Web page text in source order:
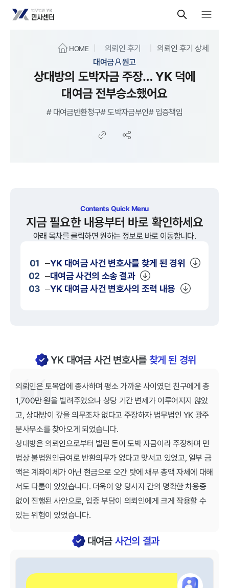
HOME 의뢰인 후기
의뢰인 후기 상세
대여금
원고
상대방의 도박자금 주장… YK 덕에
대여금 전부승소했어요
#대여금반환청구#도박자금부인#입증책임
Contents Quick Menu
지금 필요한 내용부터 바로 확인하세요
아래 목차를 클릭하면 원하는 정보로 바로 이동합니다.
01 YK 대여금사건 변호사를 찾게 된 경위
02
대여금사건의 소송 결과
03
YK 대여금사건 변호사의 조력 내용
YK 대여금 사건 변호사를 찾게 된 경위
의뢰인은 토목업에 종사하며 평소 가까운 사이였던 친구에게 총
1,700만 원을 빌려주었으나 상당 기간 변제가 이루어지지 않았
고, 상대방이 갚을 의무조차 없다고 주장하자 법무법인 YK 광주
분사무소를 찾아오게 되었습니다.
상대방은 의뢰인으로부터 빌린 돈이 도박 자금이라 주장하며 민
법상 불법원인급여로 반환의무가 없다고 맞서고 있었고, 일부 금
액은 계좌이체가 아닌 현금으로 오간 탓에 채무 총액 자체에 대해
서도 다툼이 있었습니다. 더욱이 양 당사자 간의 명확한 차용증
없이 진행된 사안으로, 입증 부담이 의뢰인에게 크게 작용할 수
있는 위험이 있었습니다.
대여금 사건의 결과